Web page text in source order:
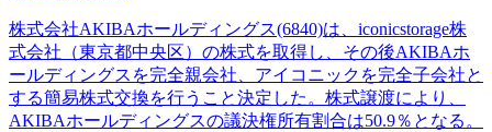
株式会社AKIBAホールディングス(6840)は、iconicstorage株
式会社（東京都中央区）の株式を取得し、その後AKIBAホ
ールディングスを完全親会社、アイコニックを完全子会社と
する簡易株式交換を行うこと決定した。株式譲渡により、
AKIBAホールディングスの議決権所有割合は50.9％となる。